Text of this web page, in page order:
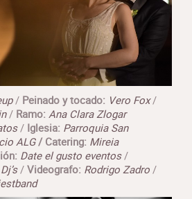
/ Peinado y tocado: Vero Fox /
/ Ramo: Ana Clara Zlogar
/ Iglesia: Parroquia San
ALG/ Catering: Mireia
Date el gusto eventos/
/Videografo: Rodrigo Zadro /